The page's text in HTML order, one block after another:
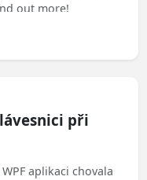
out more!
při
aplikaci chovala